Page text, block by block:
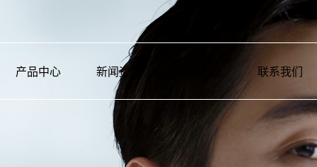
产品中心 新闻资讯 联系我们